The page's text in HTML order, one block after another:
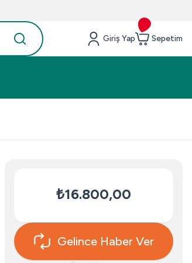
Giriş Yap Sepetim
₺16.800,00
Gelince Haber Ver